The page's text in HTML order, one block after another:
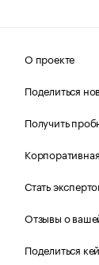
О проекте
Поделиться
Получить
Стать
Отзывы о
Поделиться